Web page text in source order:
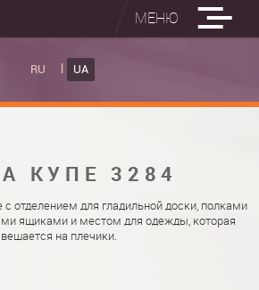
МЕНЮ
RU UA
КУПЕ 3284
отделением для гладильной доски, полками
ящиками и местом для одежды, которая
вешается на плечики.
ДОШКИ
ДОШКА "РУСАЛКА"